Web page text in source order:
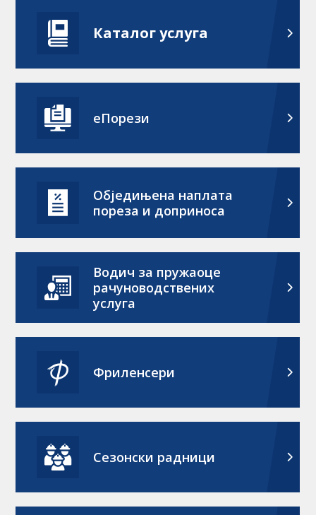
Каталог услуга
еПорези
Обједињена наплата
пореза и доприноса
Водич за пружаоце
рачуноводствених
услуга
Фриленсери
Сезонски радници